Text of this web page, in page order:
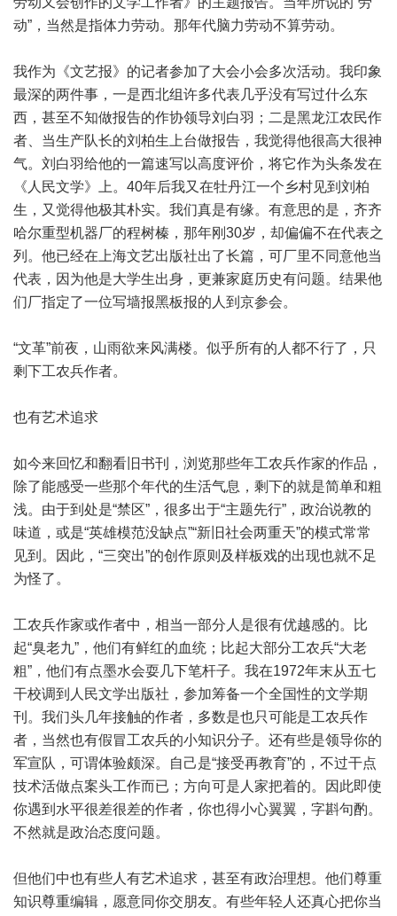
动”，当然是指体力劳动。那年代脑力劳动不算劳动。
我作为《文艺报》的记者参加了大会小会多次活动。我印象
最深的两件事，一是西北组许多代表几乎没有写过什么东
西，甚至不知做报告的作协领导刘白羽；二是黑龙江农民作
者、当生产队长的刘柏生上台做报告，我觉得他很高大很神
气。刘白羽给他的一篇速写以高度评价，将它作为头条发在
《人民文学》上。40年后我又在牡丹江一个乡村见到刘柏
生，又觉得他极其朴实。我们真是有缘。有意思的是，齐齐
哈尔重型机器厂的程树榛，那年刚30岁，却偏偏不在代表之
列。他已经在上海文艺出版社出了长篇，可厂里不同意他当
代表，因为他是大学生出身，更兼家庭历史有问题。结果他
们厂指定了一位写墙报黑板报的人到京参会。
“文革”前夜，山雨欲来风满楼。似乎所有的人都不行了，只
剩下工农兵作者。
也有艺术追求
如今来回忆和翻看旧书刊，浏览那些年工农兵作家的作品，
除了能感受一些那个年代的生活气息，剩下的就是简单和粗
浅。由于到处是“禁区”，很多出于“主题先行”，政治说教的
味道，或是“英雄模范没缺点”“新旧社会两重天”的模式常常
见到。因此，“三突出”的创作原则及样板戏的出现也就不足
为怪了。
工农兵作家或作者中，相当一部分人是很有优越感的。比
起“臭老九”，他们有鲜红的血统；比起大部分工农兵“大老
粗”，他们有点墨水会耍几下笔杆子。我在1972年末从五七
干校调到人民文学出版社，参加筹备一个全国性的文学期
刊。我们头几年接触的作者，多数是也只可能是工农兵作
者，当然也有假冒工农兵的小知识分子。还有些是领导你的
军宣队，可谓体验颇深。自己是“接受再教育”的，不过干点
技术活做点案头工作而已；方向可是人家把着的。因此即使
你遇到水平很差很差的作者，你也得小心翼翼，字斟句酌。
不然就是政治态度问题。
但他们中也有些人有艺术追求，甚至有政治理想。他们尊重
知识尊重编辑，愿意同你交朋友。有些年轻人还真心把你当